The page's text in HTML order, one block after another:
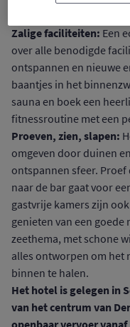
Zalige faciliteiten: Een
over alle benodigde
ontspannen en nieuwe
baantjes in het
sauna en boek een
fitnessroutine met een
Proeven, zien, slapen:
omgeven door duinen
ontspannen sfeer. Proef
naar de bar gaat voor
gastvrije kamers zijn
genieten van een
zeethema, met schone
alles ontworpen om
binnen te halen.
Het hotel is gelegen in
van het centrum van